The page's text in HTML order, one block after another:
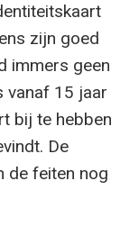
zijn goed
immers geen
vanaf 15 jaar
bij te hebben
De
de feiten nog